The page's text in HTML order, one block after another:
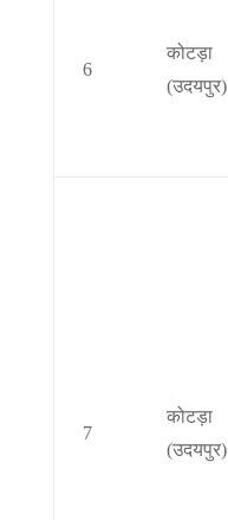
6
कोटड़ा
(उदयपुर)
7
कोटड़ा
(उदयपुर)